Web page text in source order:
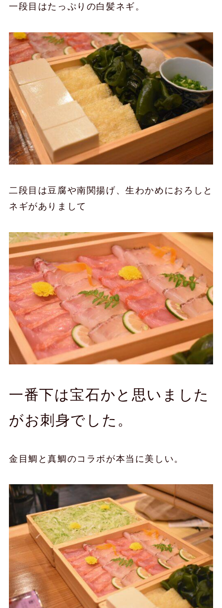
一段目はたっぷりの白髪ネギ。
二段目は豆腐や南関揚げ、生わかめにおろしと
ネギがありまして
一番下は宝石かと思いました
がお刺身でした。
金目鯛と真鯛のコラボが本当に美しい。